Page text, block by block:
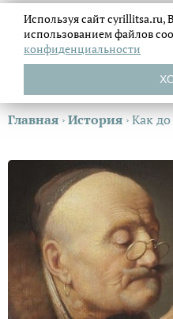
Главная ›История ›Как
Используя сайт cyrillitsa.ru,
использованием файлов
конфиденциальности